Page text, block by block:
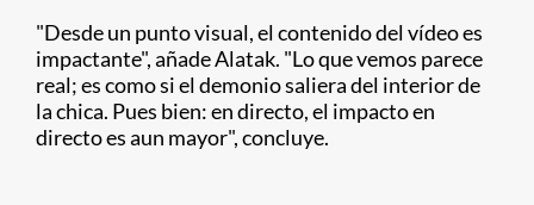
"Desde un punto visual, el contenido del vídeo es
impactante", añade Alatak. "Lo que vemos parece
real; es como si el demonio saliera del interior de
la chica. Pues bien: en directo, el impacto en
directo es aun mayor", concluye.